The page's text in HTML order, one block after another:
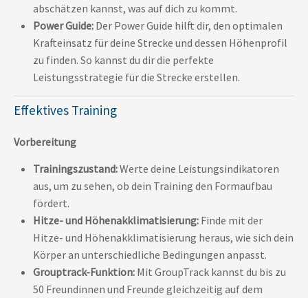
abschätzen kannst, was auf dich zu kommt.
Power Guide: Der Power Guide hilft dir, den optimalen
Krafteinsatz für deine Strecke und dessen Höhenprofil
zu finden. So kannst du dir die perfekte
Leistungsstrategie für die Strecke erstellen.
Effektives Training
Vorbereitung
Trainingszustand:Werte deine Leistungsindikatoren
aus, um zu sehen, ob dein Training den Formaufbau
fördert.
Hitze- und Höhenakklimatisierung: Finde mit der
Hitze- und Höhenakklimatisierung heraus, wie sich dein
Körper an unterschiedliche Bedingungen anpasst.
Grouptrack-Funktion: Mit GroupTrack kannst du bis zu
50 Freundinnen und Freunde gleichzeitig auf dem